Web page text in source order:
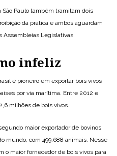
São Paulo também tramitam dois
da prática e ambos aguardam
Assembleias Legislativas.
infeliz
é pioneiro em exportar bois vivos
por via marítima. Entre 2012 e
milhões de bois vivos.
maior exportador de bovinos
mundo, com 499.688 animais. Nesse
o maior fornecedor de bois vivos para